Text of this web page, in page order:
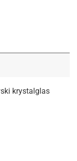
krystalglas